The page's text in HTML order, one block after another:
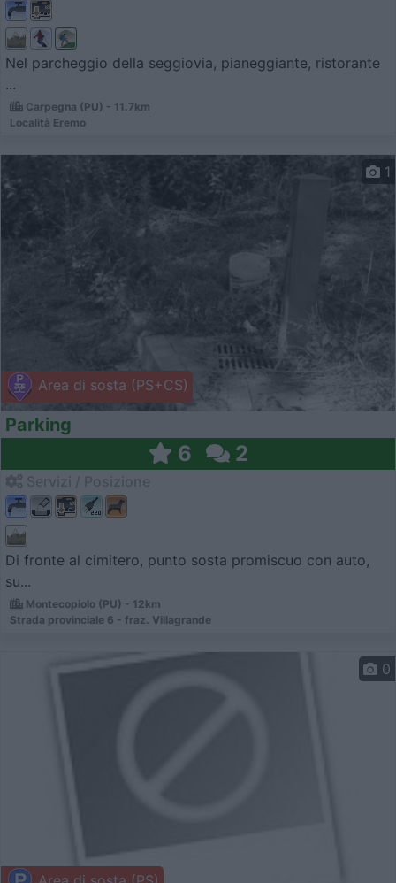
Nel parcheggio della seggiovia, pianeggiante, ristorante
...
Carpegna (PU) - 11.7km
Località Eremo
Area di sosta (PS+CS)
1
Parking
6 2
Di fronte al cimitero, punto sosta promiscuo con auto,
su...
Montecopiolo (PU) - 12km
Strada provinciale 6 - fraz. Villagrande
0